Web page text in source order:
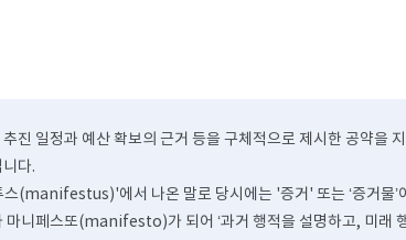
진 일정과 예산 확보의 근거 등을 구체적으로 제시한 공약을
다.
(manifestus)'에서 나온 말로 당시에는 '증거' 또는 ‘증거물’
마니페스또(manifesto)가 되어 ‘과거 행적을 설명하고, 미래